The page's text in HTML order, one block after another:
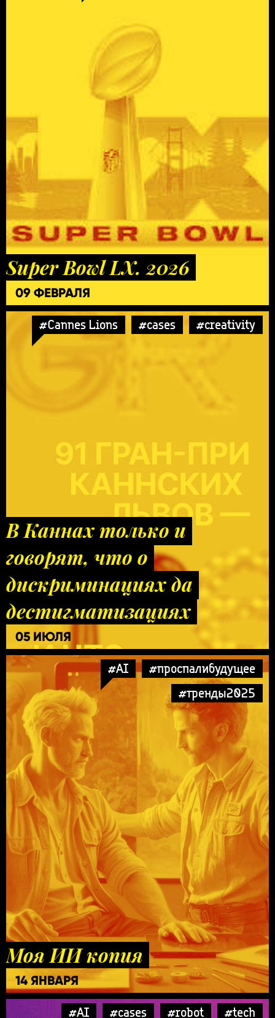
Super Bowl LX. 2026
09 ФЕВРАЛЯ
#Cannes Lions #cases #creativity
В Каннах только и
говорят, что о
дискриминациях да
дестигматизациях
05 ИЮЛЯ
#AI
#проспалибудущее
#тренды2025
Моя ИИ копия
14 ЯНВАРЯ
#AI #cases #robot #tech